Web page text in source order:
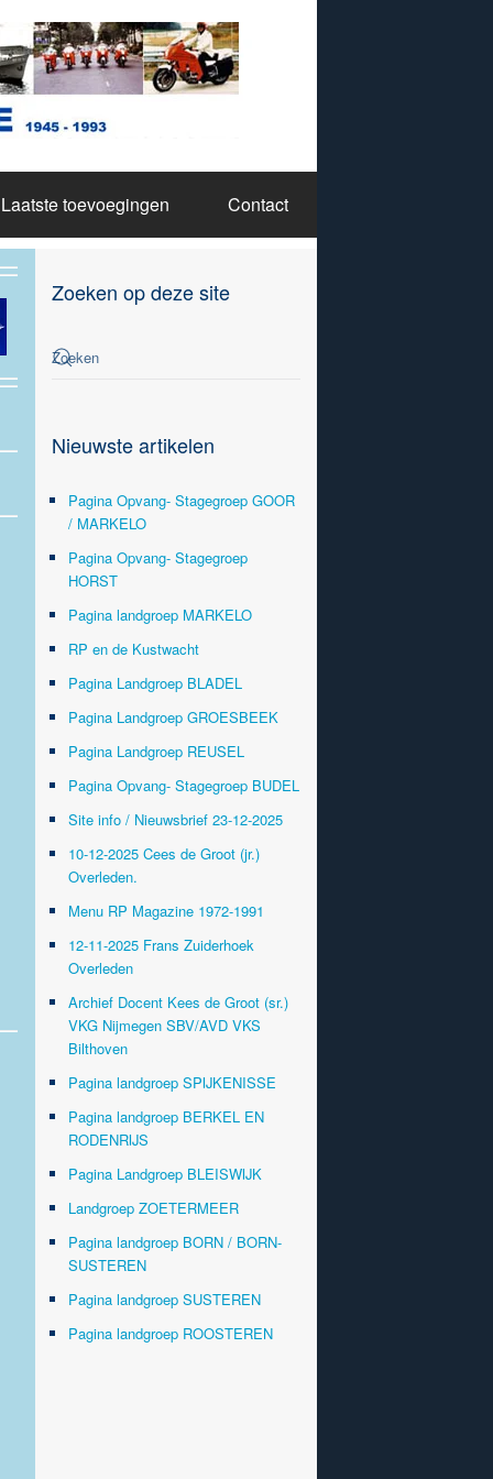
Laatste toevoegingen Contact
Zoeken op deze site
Nieuwste artikelen
Pagina Opvang- Stagegroep GOOR
/ MARKELO
Pagina Opvang- Stagegroep
HORST
Pagina landgroep MARKELO
RP en de Kustwacht
Pagina Landgroep BLADEL
Pagina Landgroep GROESBEEK
Pagina Landgroep REUSEL
Pagina Opvang- Stagegroep BUDEL
Site info / Nieuwsbrief 23-12-2025
10-12-2025 Cees de Groot (jr.)
Overleden.
Menu RP Magazine 1972-1991
12-11-2025 Frans Zuiderhoek
Overleden
Archief Docent Kees de Groot (sr.)
VKG Nijmegen SBV/AVD VKS
Bilthoven
Pagina landgroep SPIJKENISSE
Pagina landgroep BERKEL EN
RODENRIJS
Pagina Landgroep BLEISWIJK
Landgroep ZOETERMEER
Pagina landgroep BORN / BORN-
SUSTEREN
Pagina landgroep SUSTEREN
Pagina landgroep ROOSTEREN